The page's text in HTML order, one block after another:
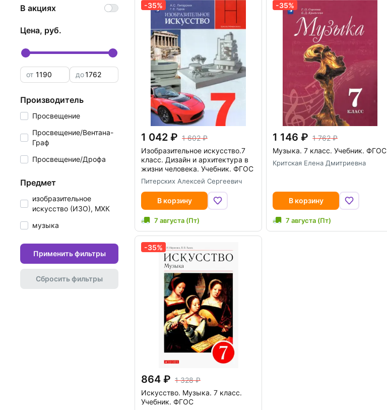
-35%
1 042
1 602
Изобразительное искусство.7
класс. Дизайн и архитектура в
жизни человека. Учебник. ФГОС
Питерских Алексей Сергеевич
В корзину
7 августа (Пт)
-35%
1 146
1 762
Музыка. 7 класс. Учебник. ФГОС
Критская Елена Дмитриевна
В корзину
7 августа (Пт)
-35%
864
1 328
Искусство. Музыка. 7 класс.
Учебник. ФГОС
В акциях
цена, руб.
от до
производитель
Просвещение
Просвещение/Вентана-
Граф
Просвещение/Дрофа
предмет
изобразительное
искусство (ИЗО), МХК
музыка
Применить фильтры
Сбросить фильтры